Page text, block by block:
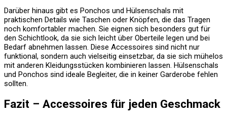
Darüber hinaus gibt es Ponchos und Hülsenschals mit
praktischen Details wie Taschen oder Knöpfen, die das Tragen
noch komfortabler machen. Sie eignen sich besonders gut für
den Schichtlook, da sie sich leicht über Oberteile legen und bei
Bedarf abnehmen lassen. Diese Accessoires sind nicht nur
funktional, sondern auch vielseitig einsetzbar, da sie sich mühelos
mit anderen Kleidungsstücken kombinieren lassen. Hülsenschals
und Ponchos sind ideale Begleiter, die in keiner Garderobe fehlen
sollten.
Fazit – Accessoires für jeden Geschmack